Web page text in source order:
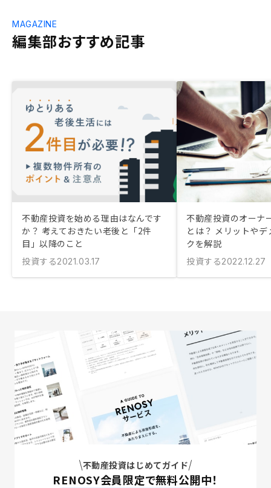
編集部おすすめ記事
MAGAZINE
不動産投資を始める理由はなんです
か？ 考えておきたい老後と「2件
目」以降のこと
投資する2021.03.17
不動産投資のオーナ
とは？ メリットや
クを解説
投資する2022.12.27
不動産投資はじめてガイド
RENOSY会員限定で無料公開中！